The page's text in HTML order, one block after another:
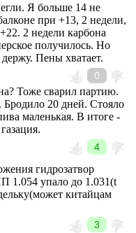
Я больше 14 не
при +13, 2 недели,
2 недели карбона
получилось. Но
Пены хватает.
0
Тоже сварил партию.
20 дней. Стояло
маленькая. В итоге -
4
гидрозатвор
1.054 упало до 1.031(t
китайцам
3